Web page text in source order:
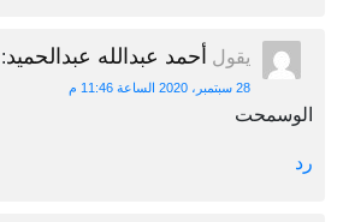
يقول أحمد عبدالله عبدالحميد:
28 سبتمبر، 2020 الساعة 11:46 م
الوسمحت
رد